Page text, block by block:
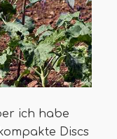
ich habe
Discs